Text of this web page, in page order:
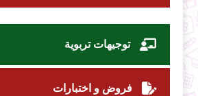
توجيهات تربوية
فروض و اختبارات